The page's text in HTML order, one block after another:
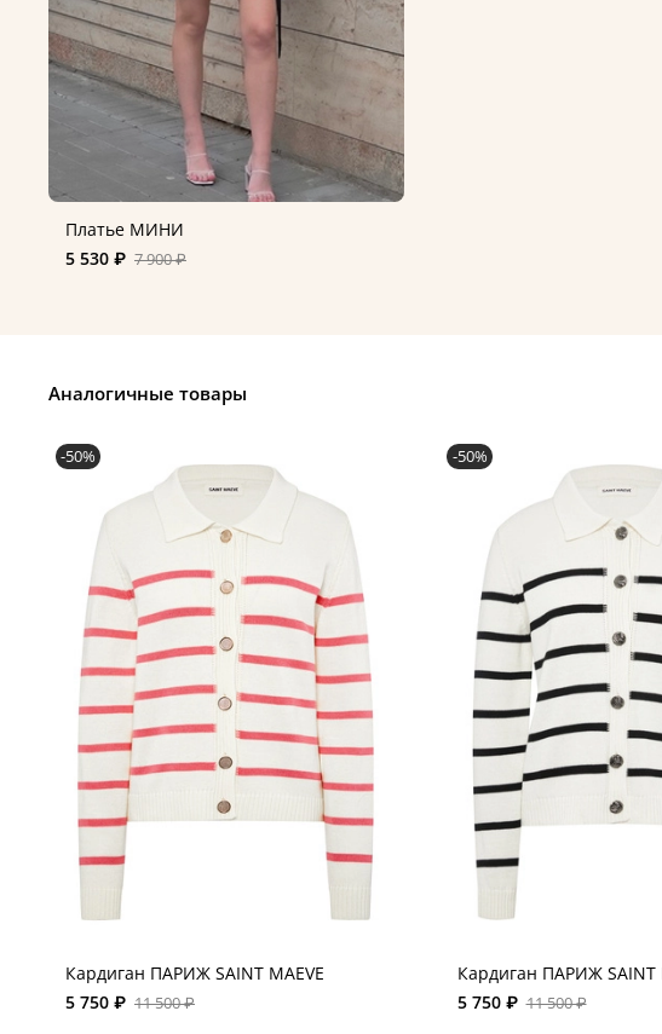
Платье МИНИ
5 530 ₽ 7 900 ₽
Аналогичные товары
-50%
Кардиган ПАРИЖ SAINT MAEVE
5 750 ₽ 11 500 ₽
-50%
Кардиган ПАРИЖ SAINT
5 750 ₽ 11 500 ₽